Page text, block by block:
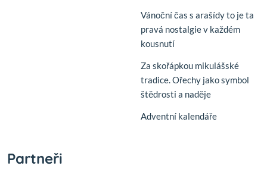
Vánoční čas s arašídy to je ta
pravá nostalgie v každém
kousnutí
Za skořápkou mikulášské
tradice. Ořechy jako symbol
štědrosti a naděje
Adventní kalendáře
Partneři